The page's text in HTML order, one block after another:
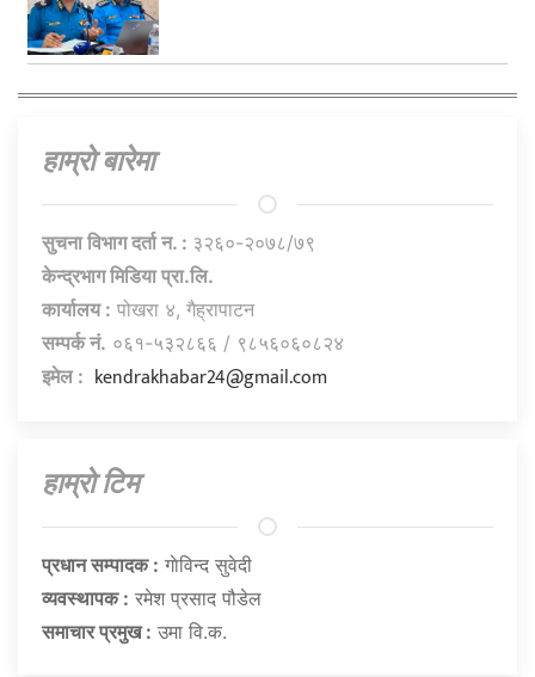
हाम्राे बारेमा
सुचना विभाग दर्ता न. : ३२६०-२०७८/७९
केन्द्रभाग मिडिया प्रा.लि.
कार्यालय : पोखरा ४, गैह्रापाटन
सम्पर्क नं. ०६१-५३२८६६ / ९८५६०६०८२४
इमेल : kendrakhabar24@gmail.com
हाम्राे टिम
प्रधान सम्पादक : गाेविन्द सुवेदी
व्यवस्थापक : रमेश प्रसाद पौडेल
समाचार प्रमुख : उमा वि.क.